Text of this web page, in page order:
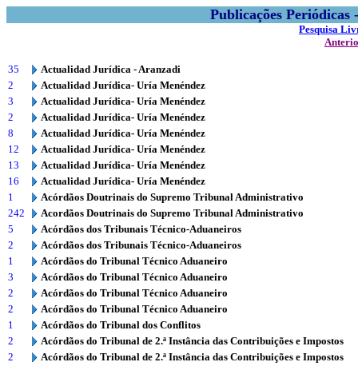
Publicações
Pesquisa
35
Actualidad Jurídica - Aranzadi
2
Actualidad Jurídica- Uría Menéndez
3
Actualidad Jurídica- Uría Menéndez
2
Actualidad Jurídica- Uría Menéndez
8
Actualidad Jurídica- Uría Menéndez
12
Actualidad Jurídica- Uría Menéndez
13
Actualidad Jurídica- Uría Menéndez
16
Actualidad Jurídica- Uría Menéndez
1
Acórdãos Doutrinais do Supremo Tribunal Administrativo
242
Acordãos Doutrinais do Supremo Tribunal Administrativo
5
Acórdãos dos Tribunais Técnico-Aduaneiros
2
Acórdãos dos Tribunais Técnico-Aduaneiros
1
Acórdãos do Tribunal Técnico Aduaneiro
3
Acórdãos do Tribunal Técnico Aduaneiro
2
Acórdãos do Tribunal Técnico Aduaneiro
2
Acórdãos do Tribunal Técnico Aduaneiro
1
Acórdãos do Tribunal dos Conflitos
2
Acórdãos do Tribunal de 2.ª Instância das Contribuições e Impostos
2
Acórdãos do Tribunal de 2.ª Instância das Contribuições e Impostos